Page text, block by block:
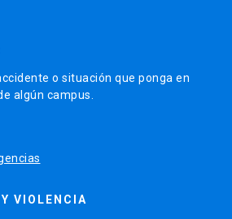
o situación que ponga en
algún campus.
VIOLENCIA